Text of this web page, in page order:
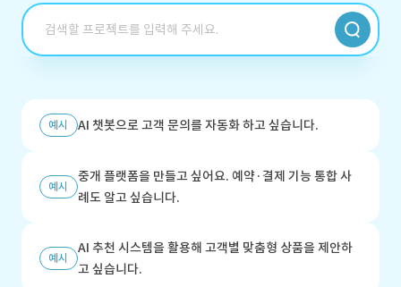
예시 AI 챗봇으로 고객 문의를 자동화 하고 싶습니다.
예시
중개 플랫폼을 만들고 싶어요. 예약·결제 기능 통합 사
례도 알고 싶습니다.
예시
AI 추천 시스템을 활용해 고객별 맞춤형 상품을 제안하
고 싶습니다.